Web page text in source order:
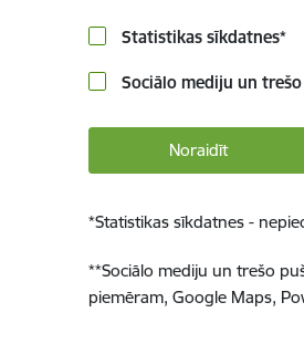
Statistikas sīkdatnes*
Sociālo mediju un
Noraidīt
*Statistikas sīkdatnes -
**Sociālo mediju un trešo
piemēram, Google Maps,